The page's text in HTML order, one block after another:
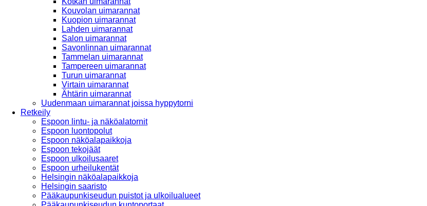
Kouvolan uimarannat
Kuopion uimarannat
Lahden uimarannat
Salon uimarannat
Savonlinnan uimarannat
Tammelan uimarannat
Tampereen uimarannat
Turun uimarannat
Virtain uimarannat
Ähtärin uimarannat
Uudenmaan uimarannat joissa hyppytorni
Retkeily
Espoon lintu- ja näköalatornit
Espoon luontopolut
Espoon näköalapaikkoja
Espoon tekojäät
Espoon ulkoilusaaret
Espoon urheilukentät
Helsingin näköalapaikkoja
Helsingin saaristo
Pääkaupunkiseudun puistot ja ulkoilualueet